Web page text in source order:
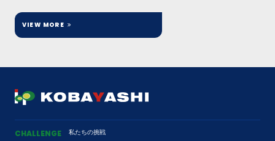
VIEW MORE
CHALLENGE 私たちの挑戦